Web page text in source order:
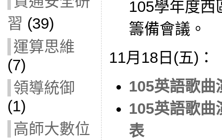
習 (39)
運算思維
(7)
領導統御
(1)
高師大數位
105學年度西
籌備會議。
11月18日(五)：
105英語歌曲
105英語歌曲
表